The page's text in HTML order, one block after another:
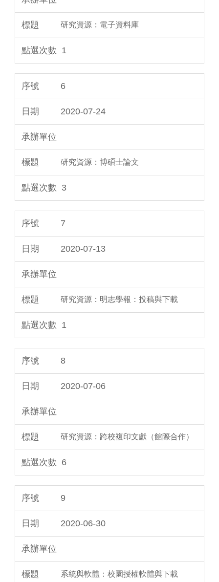
研究資源：電子資料庫
1
6
2020-07-24
研究資源：博碩士論文
3
7
2020-07-13
研究資源：明志學報：投稿與下載
1
8
2020-07-06
研究資源：跨校複印文獻（館際合作）
6
9
2020-06-30
系統與軟體：校園授權軟體與下載